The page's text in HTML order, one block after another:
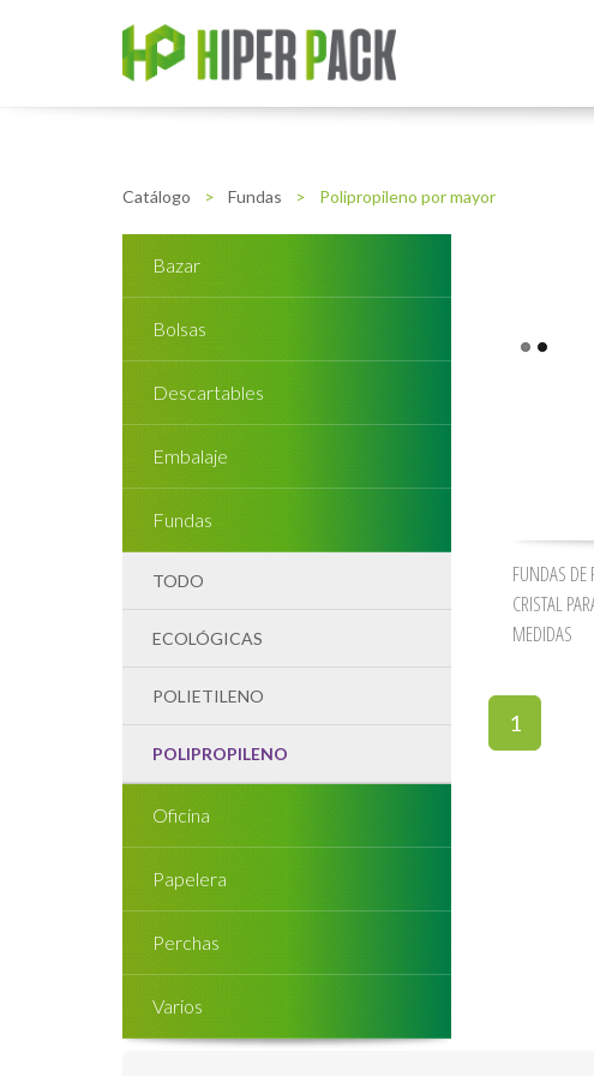
Catálogo > Fundas > Polipropileno por mayor
Bazar
Bolsas
Descartables
Embalaje
Fundas
TODO
ECOLÓGICAS
POLIETILENO
POLIPROPILENO
Oficina
Papelera
Perchas
Varios
FUNDAS DE
CRISTAL
MEDIDAS
1